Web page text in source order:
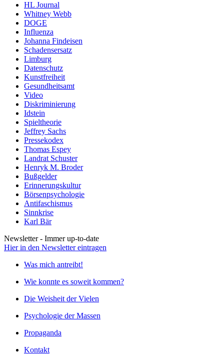
HL Journal
Whitney Webb
DOGE
Influenza
Johanna Findeisen
Schadensersatz
Limburg
Datenschutz
Kunstfreiheit
Gesundheitsamt
Video
Diskriminierung
Idstein
Spieltheorie
Jeffrey Sachs
Pressekodex
Thomas Espey
Landrat Schuster
Henryk M. Broder
Bußgelder
Erinnerungskultur
Börsenpsychologie
Antifaschismus
Sinnkrise
Karl Bär
Newsletter - Immer up-to-date
Hier in den Newsletter eintragen
Was mich antreibt!
Wie konnte es soweit kommen?
Die Weisheit der Vielen
Psychologie der Massen
Propaganda
Kontakt